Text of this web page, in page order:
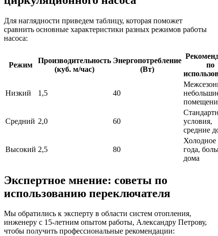
Для наглядности приведем таблицу, которая поможет
сравнить основные характеристики разных режимов работы
насоса:
Режим
Производительность
(куб. м/час)
Энергопотребление
(Вт)
по
Низкий 1,5 40
Средний 2,0 60
условия,
средние
Высокий 2,5 80
Холодное
года,
дома
Экспертное мнение: советы по
использованию переключателя
Мы обратились к эксперту в области систем отопления,
инженеру с 15-летним опытом работы, Александру Петрову,
чтобы получить профессиональные рекомендации: